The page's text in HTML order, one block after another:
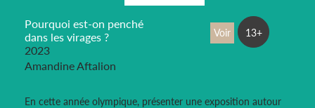
Pourquoi est-on penché
dans les virages ?
2023
Amandine Aftalion
En cette année olympique, présenter une exposition autour
Voir 13+